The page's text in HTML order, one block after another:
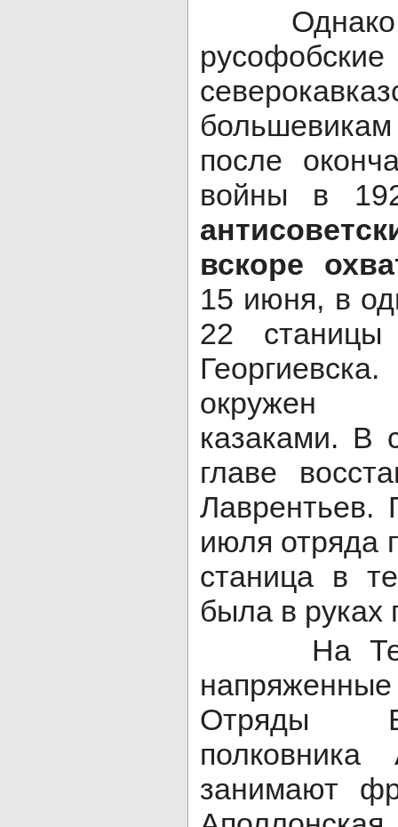
Однако
после
войны в
вскоре
15 июня, в
22
окружен
казаками. В
главе
Лаврентьев.
июля отряда
станица в
была в руках
На
Отряды
занимают